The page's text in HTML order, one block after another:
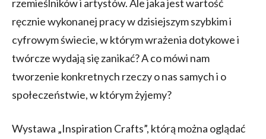
rzemieślników i artystów. Ale jaka jest wartość
ręcznie wykonanej pracy w dzisiejszym szybkim i
cyfrowym świecie, w którym wrażenia dotykowe i
twórcze wydają się zanikać? A co mówi nam
tworzenie konkretnych rzeczy o nas samych i o
społeczeństwie, w którym żyjemy?
Wystawa „Inspiration Crafts”, którą można oglądać